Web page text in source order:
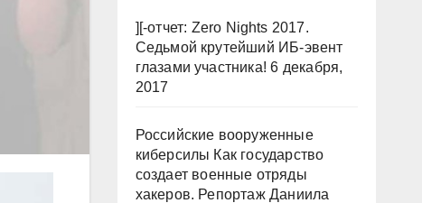
][-отчет: Zero Nights 2017.
Седьмой крутейший ИБ-эвент
глазами участника! 6 декабря,
2017
Российские вооруженные
киберсилы Как государство
создает военные отряды
хакеров. Репортаж Даниила